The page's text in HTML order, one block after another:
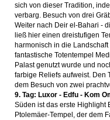
sich von dieser Tradition,
verbarg. Besuch von drei
Weiter nach Deir el-Bahari -
ließ hier einen dreistufigen
harmonisch in die
fantastische Totentempel
Palast genutzt wurde und
farbige Reliefs aufweist. Den
dem Besuch von zwei
9. Tag: Luxor - Edfu - Kom
Süden ist das erste Highlight
Ptolemäer-Tempel, der dem